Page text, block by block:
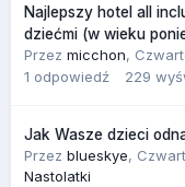
Najlepszy hotel all
dziećmi (w wieku
Przez micchon,
1 odpowiedź 229
Jak Wasze dzieci
Przez blueskye,
Nastolatki